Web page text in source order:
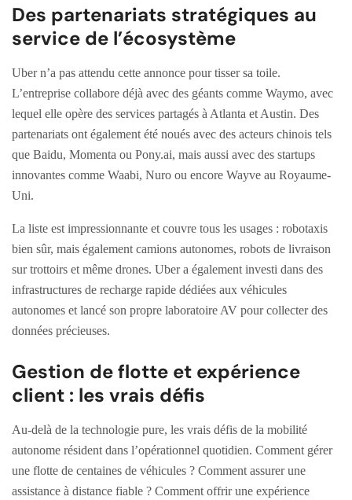
Des partenariats stratégiques au
service de l’écosystème
Uber n’a pas attendu cette annonce pour tisser sa toile.
L’entreprise collabore déjà avec des géants comme Waymo, avec
lequel elle opère des services partagés à Atlanta et Austin. Des
partenariats ont également été noués avec des acteurs chinois tels
que Baidu, Momenta ou Pony.ai, mais aussi avec des startups
innovantes comme Waabi, Nuro ou encore Wayve au Royaume-
Uni.
La liste est impressionnante et couvre tous les usages : robotaxis
bien sûr, mais également camions autonomes, robots de livraison
sur trottoirs et même drones. Uber a également investi dans des
infrastructures de recharge rapide dédiées aux véhicules
autonomes et lancé son propre laboratoire AV pour collecter des
données précieuses.
Gestion de flotte et expérience
client : les vrais défis
Au-delà de la technologie pure, les vrais défis de la mobilité
autonome résident dans l’opérationnel quotidien. Comment gérer
une flotte de centaines de véhicules ? Comment assurer une
assistance à distance fiable ? Comment offrir une expérience